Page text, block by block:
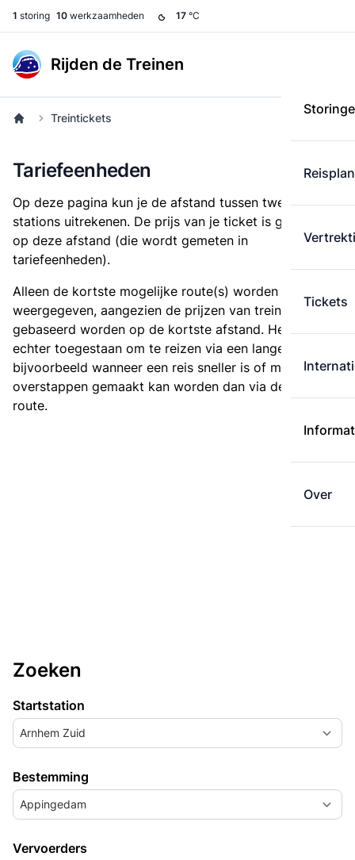
1 storing 10 werkzaamheden 17 °C
Rijden de Treinen
Tickets
Over
Treintickets
Tariefeenheden
Op deze pagina kun je de afstand tussen twee
stations uitrekenen. De prijs van je ticket is gebaseerd
op deze afstand (die wordt gemeten in
tariefeenheden).
Alleen de kortste mogelijke route(s) worden
weergegeven, aangezien de prijzen van treintickets
gebaseerd worden op de kortste afstand. Het is
echter toegestaan om te reizen via een langere route,
bijvoorbeeld wanneer een reis sneller is of met minder
overstappen gemaakt kan worden dan via de kortste
route.
Zoeken
Startstation
Arnhem Zuid
Bestemming
Appingedam
Vervoerders